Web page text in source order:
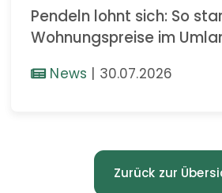
Pendeln lohnt sich: So
Wohnungspreise im
News | 30.07.2026
Zurück zur